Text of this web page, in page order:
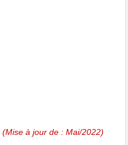
(Mise à jour de : Mai/2022)